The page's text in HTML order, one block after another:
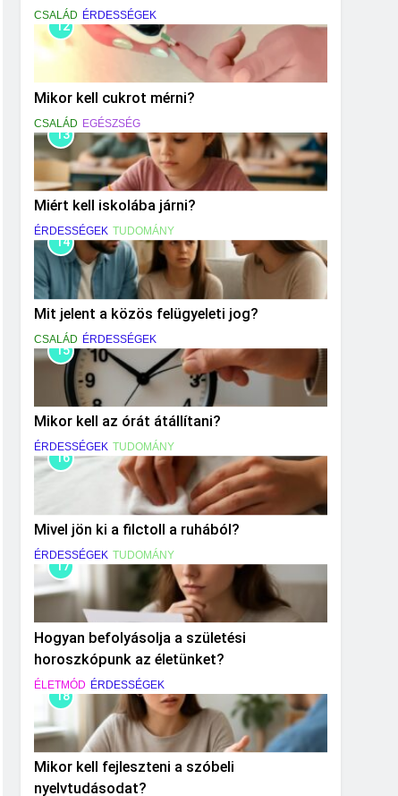
CSALÁD ÉRDESSÉGEK
12
Mikor kell cukrot mérni?
CSALÁD EGÉSZSÉG
13
Miért kell iskolába járni?
ÉRDESSÉGEK TUDOMÁNY
14
Mit jelent a közös felügyeleti jog?
CSALÁD ÉRDESSÉGEK
15
Mikor kell az órát átállítani?
ÉRDESSÉGEK TUDOMÁNY
16
Mivel jön ki a filctoll a ruhából?
ÉRDESSÉGEK TUDOMÁNY
17
Hogyan befolyásolja a születési
horoszkópunk az életünket?
ÉLETMÓD ÉRDESSÉGEK
18
Mikor kell fejleszteni a szóbeli
nyelvtudásodat?